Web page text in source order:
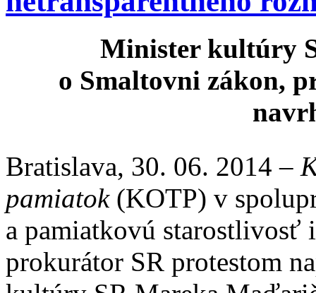
Minister kultúry
o Smaltovni zákon,
Bratislava, 30. 06. 2014 –
pamiatok(KOTP) v
a pamiatkovú starostlivosť
prokurátor SR protestom